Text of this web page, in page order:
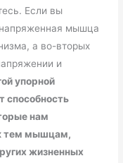
Если вы
напряженная мышца
а во-вторых
и
упорной
способность
нам
тем мышцам,
жизненных